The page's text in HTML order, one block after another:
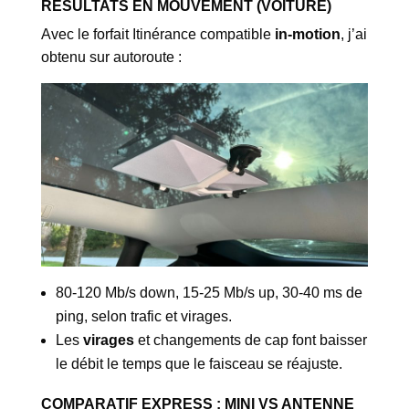
RÉSULTATS EN MOUVEMENT (VOITURE)
Avec le forfait Itinérance compatible in-motion, j’ai
obtenu sur autoroute :
80-120 Mb/s down, 15-25 Mb/s up, 30-40 ms de
ping, selon trafic et virages.
Les virageset changements de cap font baisser
le débit le temps que le faisceau se réajuste.
COMPARATIF EXPRESS : MINI VS ANTENNE